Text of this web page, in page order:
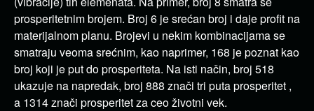
prosperitetnim brojem. Broj 6 je srećan broj i daje profit na
materijalnom planu. Brojevi u nekim kombinacijama se
smatraju veoma srećnim, kao naprimer, 168 je poznat kao
broj koji je put do prosperiteta. Na isti način, broj 518
ukazuje na napredak, broj 888 znači tri puta prosperitet ,
a 1314 znači prosperitet za ceo životni vek.